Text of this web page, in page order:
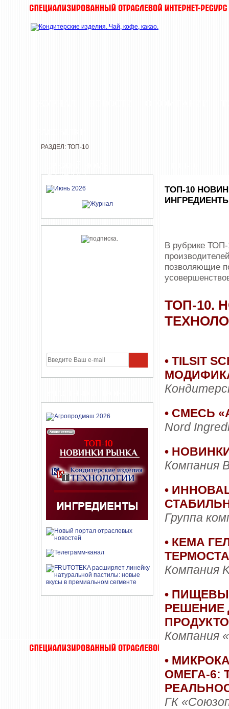
ЖУРНАЛА
РАЗДЕЛ: ТОП-10
ТОП-10
В рубрике
позволяющие
ТОП-10.
• TILSIT
• СМЕСЬ
Nord
•
Компания
•
Группа
• КЕМА
Компания
•
РЕШЕНИЕ
Компания
•
ОМЕГА-6:
ГК